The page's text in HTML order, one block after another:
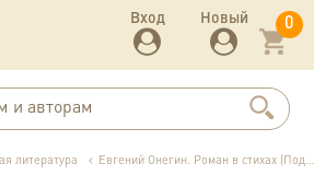
0
Новый
Вход
литература Евгений Онегин. Роман в стихах (Подарочное издание в кожаном переплете)